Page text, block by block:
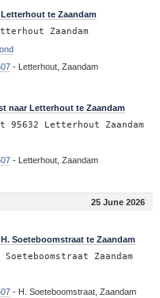
te Zaandam
Zaandam
- Letterhout, Zaandam
naar Letterhout te Zaandam
Letterhout Zaandam
- Letterhout, Zaandam
25 June 2026
Soeteboomstraat te Zaandam
Zaandam
- H. Soeteboomstraat, Zaandam